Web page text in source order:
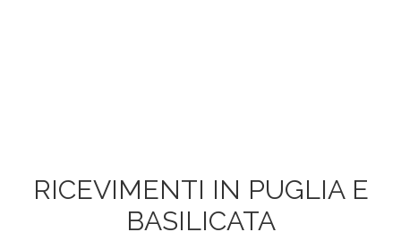
RICEVIMENTI IN PUGLIA E
BASILICATA